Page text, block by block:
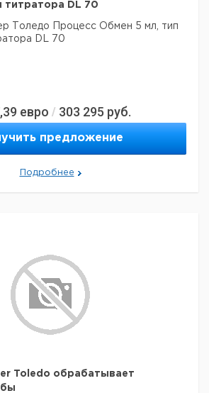
титратора DL 70
Толедо Процесс Обмен 5 мл, тип
DL 70
евро / 303 295 руб.
предложение
Подробнее
Toledo обрабатывает